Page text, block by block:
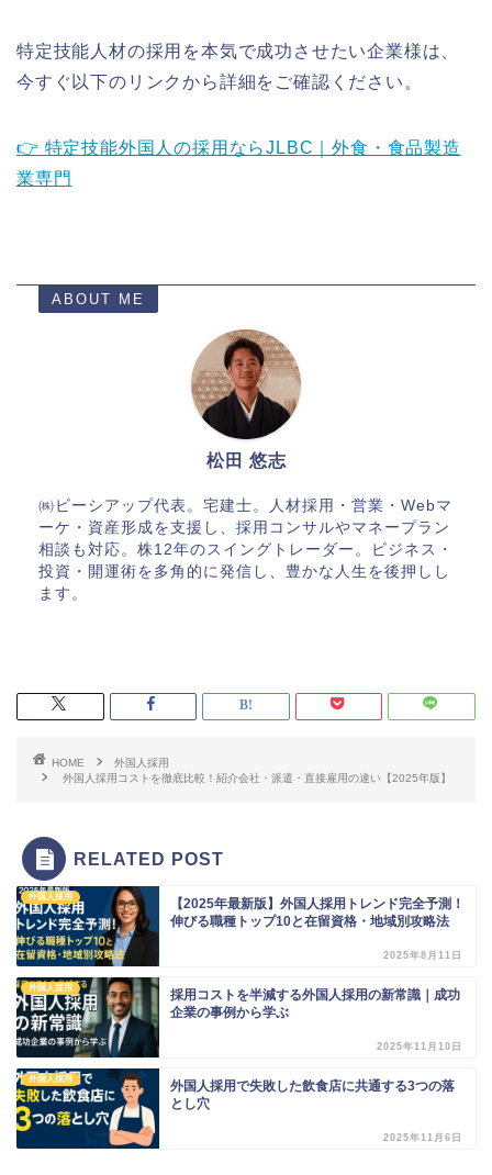
特定技能人材の採用を本気で成功させたい企業様は、
今すぐ以下のリンクから詳細をご確認ください。
👉 特定技能外国人の採用ならJLBC｜外食・食品製造
業専門
ABOUT ME
松田 悠志
㈱ビーシアップ代表。宅建士。人材採用・営業・Webマ
ーケ・資産形成を支援し、採用コンサルやマネープラン
相談も対応。株12年のスイングトレーダー。ビジネス・
投資・開運術を多角的に発信し、豊かな人生を後押しし
ます。
HOME
外国人採用
外国人採用コストを徹底比較！紹介会社・派遣・直接雇用の違い【2025年版】
RELATED POST
外国人採用
【2025年最新版】外国人採用トレンド完全予測！
伸びる職種トップ10と在留資格・地域別攻略法
2025年8月11日
外国人採用
採用コストを半減する外国人採用の新常識｜成功
企業の事例から学ぶ
2025年11月10日
外国人採用
外国人採用で失敗した飲食店に共通する3つの落
とし穴
2025年11月6日